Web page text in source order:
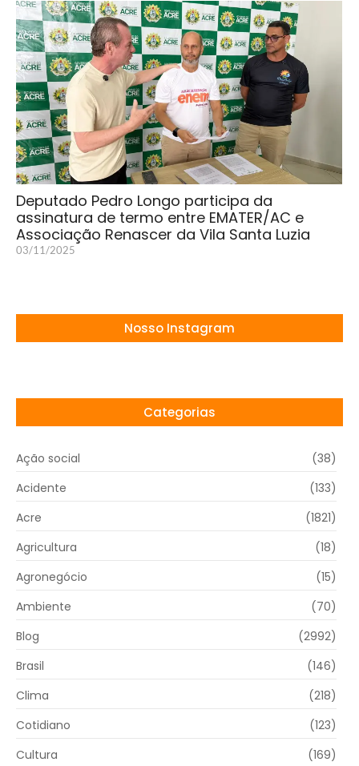
Deputado Pedro Longo participa da
assinatura de termo entre EMATER/AC e
Associação Renascer da Vila Santa Luzia
03/11/2025
Nosso Instagram
Categorias
Ação social
(38)
Acidente
(133)
Acre
(1821)
Agricultura
(18)
Agronegócio
(15)
Ambiente
(70)
Blog
(2992)
Brasil
(146)
Clima
(218)
Cotidiano
(123)
Cultura
(169)